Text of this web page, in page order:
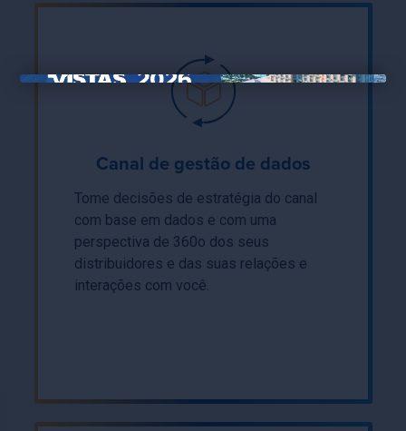
Canal de gestão de dados
Tome decisões de estratégia do canal
com base em dados e com uma
perspectiva de 360o dos seus
distribuidores e das suas relações e
interações com você.